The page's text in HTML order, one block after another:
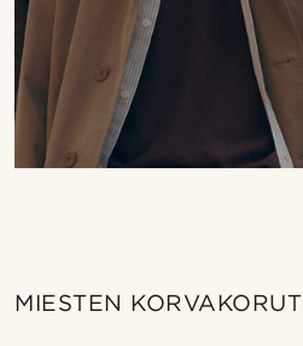
MIESTEN KORVAKORUT